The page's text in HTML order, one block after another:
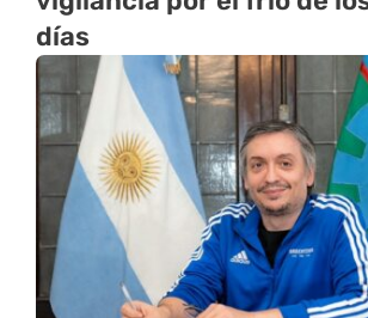
días